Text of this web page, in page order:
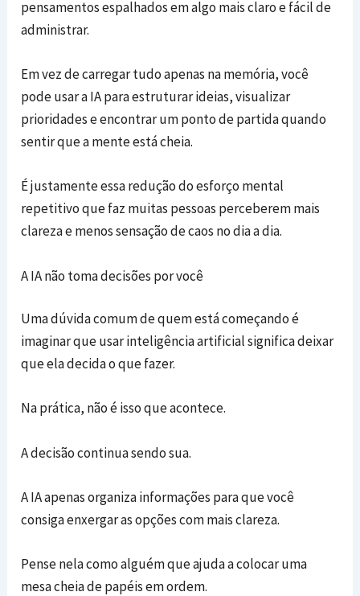
pensamentos espalhados em algo mais claro e fácil de
administrar.
Em vez de carregar tudo apenas na memória, você
pode usar a IA para estruturar ideias, visualizar
prioridades e encontrar um ponto de partida quando
sentir que a mente está cheia.
É justamente essa redução do esforço mental
repetitivo que faz muitas pessoas perceberem mais
clareza e menos sensação de caos no dia a dia.
A IA não toma decisões por você
Uma dúvida comum de quem está começando é
imaginar que usar inteligência artificial significa deixar
que ela decida o que fazer.
Na prática, não é isso que acontece.
A decisão continua sendo sua.
A IA apenas organiza informações para que você
consiga enxergar as opções com mais clareza.
Pense nela como alguém que ajuda a colocar uma
mesa cheia de papéis em ordem.